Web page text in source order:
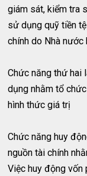
giám sát, kiểm tra
sử dụng quỹ tiền
chính do Nhà nước
Chức năng thứ hai
dụng nhằm tổ
hình thức giá trị
Chức năng huy
nguồn tài chính
Việc huy động vốn